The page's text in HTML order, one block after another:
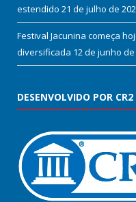
estendido 21 de julho de
Festival Jacunina começa
diversificada 12 de junho de
DESENVOLVIDO POR CR2